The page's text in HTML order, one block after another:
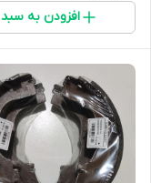
افزودن به سبد